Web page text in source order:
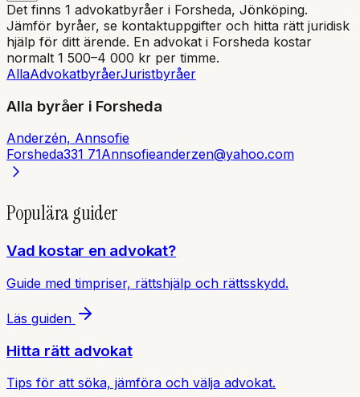
Det finns 1 advokatbyråer i Forsheda, Jönköping.
Jämför byråer, se kontaktuppgifter och hitta rätt juridisk
hjälp för ditt ärende. En advokat i Forsheda kostar
normalt 1 500–4 000 kr per timme.
AllaAdvokatbyråerJuristbyråer
Alla byråer i Forsheda
Anderzén, Annsofie
Forsheda331 71Annsofieanderzen@yahoo.com
Populära guider
Vad kostar en advokat?
Guide med timpriser, rättshjälp och rättsskydd.
Läs guiden
Hitta rätt advokat
Tips för att söka, jämföra och välja advokat.